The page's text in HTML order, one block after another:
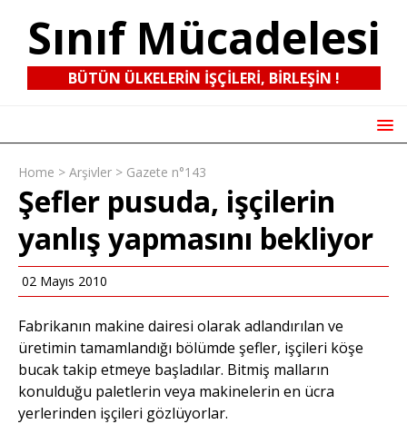
Sınıf Mücadelesi
BÜTÜN ÜLKELERIN IŞÇILERI, BIRLEŞIN !
Home > Arşivler > Gazete n°143
Şefler pusuda, işçilerin
yanlış yapmasını bekliyor
02 Mayıs 2010
Fabrikanın makine dairesi olarak adlandırılan ve
üretimin tamamlandığı bölümde şefler, işçileri köşe
bucak takip etmeye başladılar. Bitmiş malların
konulduğu paletlerin veya makinelerin en ücra
yerlerinden işçileri gözlüyorlar.